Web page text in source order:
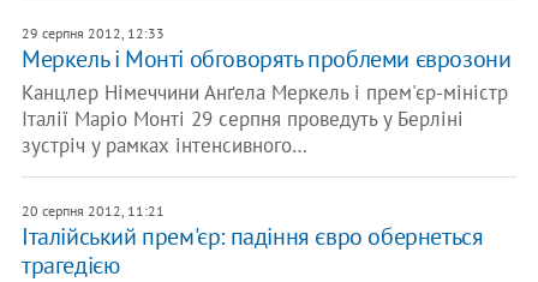
29 серпня 2012, 12:33
Меркель і Монті обговорять проблеми єврозони
Канцлер Німеччини Анґела Меркель і прем'єр-міністр
Італії Маріо Монті 29 серпня проведуть у Берліні
зустріч у рамках інтенсивного…
20 серпня 2012, 11:21
Італійський прем'єр: падіння євро обернеться
трагедією